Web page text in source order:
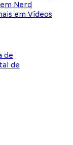
Nerd
em Vídeos
de
de